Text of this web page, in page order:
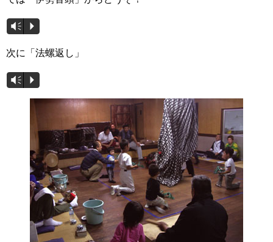
音
プ
レ
ー
Vm P
次に「法螺返し」
音
Vm P